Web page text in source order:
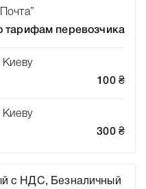
тарифам перевозчика
Киеву
100 ₴
Киеву
300 ₴
с НДС, Безналичный